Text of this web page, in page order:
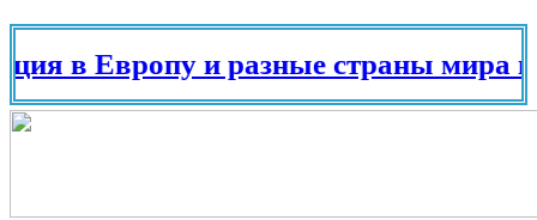
в Европу и разные страны мира в